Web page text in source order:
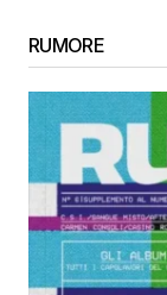
RUMORE